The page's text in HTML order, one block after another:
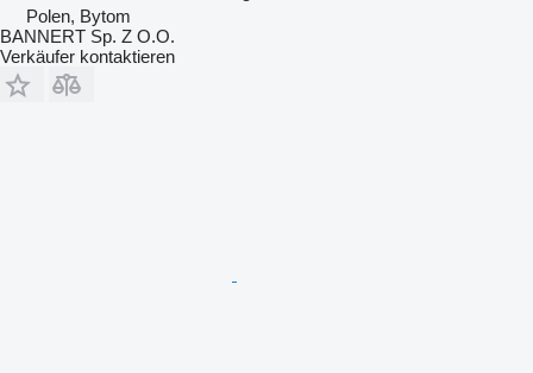
Polen, Bytom
BANNERT Sp. Z O.O.
Verkäufer kontaktieren